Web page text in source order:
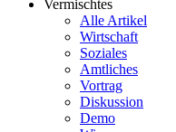
Vermischtes
Alle Artikel
Wirtschaft
Soziales
Amtliches
Vortrag
Diskussion
Demo